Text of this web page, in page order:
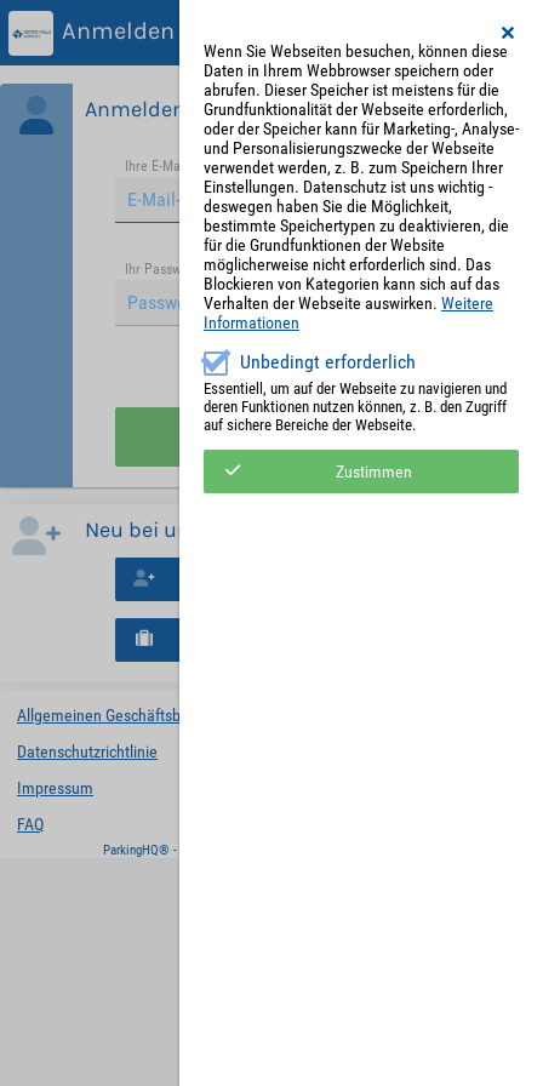
Anmelden
Anmelden
Ihre E-Mail-Adresse *
Passwort vergessen?
Ihr Passwort *
Angemeldet bleiben
Anmelden
Neu bei uns?
Allgemeinen Geschäftsbedingungen
Datenschutzrichtlinie
Impressum
FAQ
ParkingHQ® - eine Lösung von
Wenn Sie Webseiten besuchen, können diese
Daten in Ihrem Webbrowser speichern oder
abrufen. Dieser Speicher ist meistens für die
Grundfunktionalität der Webseite erforderlich,
oder der Speicher kann für Marketing-, Analyse-
und Personalisierungszwecke der Webseite
verwendet werden, z. B. zum Speichern Ihrer
Einstellungen. Datenschutz ist uns wichtig -
deswegen haben Sie die Möglichkeit,
bestimmte Speichertypen zu deaktivieren, die
für die Grundfunktionen der Website
möglicherweise nicht erforderlich sind. Das
Blockieren von Kategorien kann sich auf das
Verhalten der Webseite auswirken. Weitere
Informationen
Unbedingt erforderlich
Essentiell, um auf der Webseite zu navigieren und
deren Funktionen nutzen können, z. B. den Zugriff
auf sichere Bereiche der Webseite.
Zustimmen